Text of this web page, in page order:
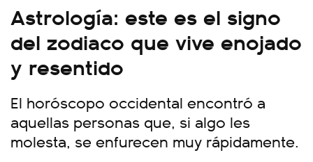
Astrología: este es el signo
del zodiaco que vive enojado
y resentido
El horóscopo occidental encontró a
aquellas personas que, si algo les
molesta, se enfurecen muy rápidamente.